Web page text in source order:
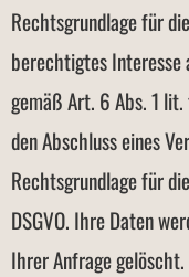
Rechtsgrundlage für
berechtigtes Interesse
gemäß Art. 6 Abs. 1
den Abschluss eines
Rechtsgrundlage für
DSGVO. Ihre Daten
Ihrer Anfrage